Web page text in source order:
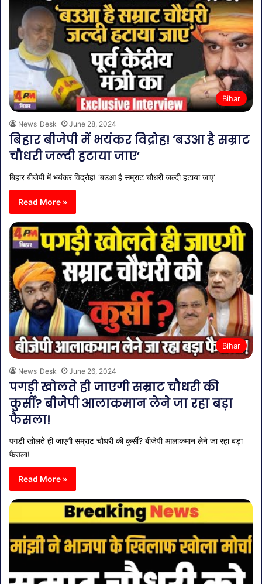
Bihar
News_Desk June 28, 2024
बिहार बीजेपी में भयंकर विद्रोह! ‘बउआ है सम्राट
चौधरी जल्दी हटाया जाए’
बिहार बीजेपी में भयंकर विद्रोह! ‘बउआ है सम्राट चौधरी जल्दी हटाया जाए’
Read More »
Bihar
News_Desk June 26, 2024
पगड़ी खोलते ही जाएगी सम्राट चौधरी की
कुर्सी? बीजेपी आलाकमान लेने जा रहा बड़ा
फैसला!
पगड़ी खोलते ही जाएगी सम्राट चौधरी की कुर्सी? बीजेपी आलाकमान लेने जा रहा बड़ा
फैसला!
Read More »